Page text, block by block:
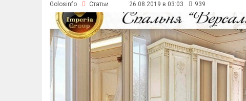
Golosinfo Статьи 26.08.2019 в 03:03 939